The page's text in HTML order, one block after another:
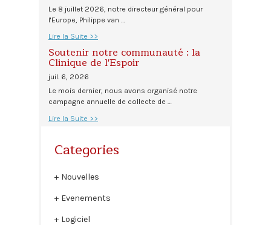
Le 8 juillet 2026, notre directeur général pour
l'Europe, Philippe van …
Lire la Suite >>
Soutenir notre communauté : la
Clinique de l'Espoir
juil. 6, 2026
Le mois dernier, nous avons organisé notre
campagne annuelle de collecte de …
Lire la Suite >>
Categories
Nouvelles
Evenements
Logiciel